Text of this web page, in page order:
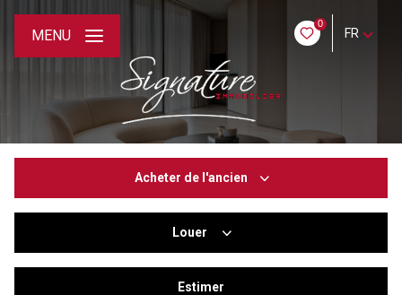
0
FR
MENU
Acheter de l'ancien
De l'immo pro
Louer
Estimer